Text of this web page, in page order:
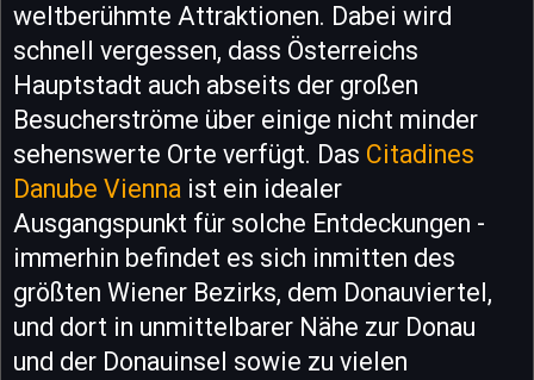
weltberühmte Attraktionen. Dabei wird
schnell vergessen, dass Österreichs
Hauptstadt auch abseits der großen
Besucherströme über einige nicht minder
sehenswerte Orte verfügt. Das Citadines
Danube Vienna ist ein idealer
Ausgangspunkt für solche Entdeckungen -
immerhin befindet es sich inmitten des
größten Wiener Bezirks, dem Donauviertel,
und dort in unmittelbarer Nähe zur Donau
und der Donauinsel sowie zu vielen